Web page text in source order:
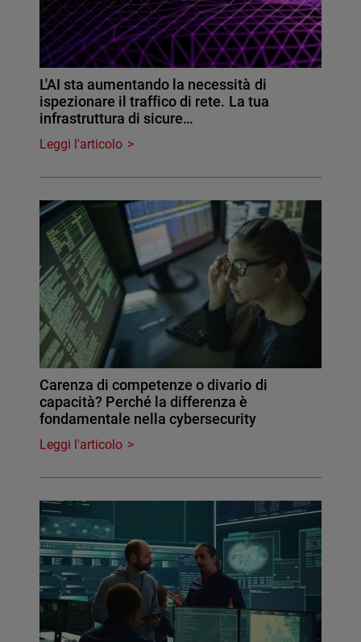
L'AI sta aumentando la necessità di
ispezionare il traffico di rete. La tua
infrastruttura di sicure…
Leggi l'articolo
Carenza di competenze o divario di
capacità? Perché la differenza è
fondamentale nella cybersecurity
Leggi l'articolo